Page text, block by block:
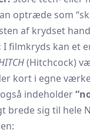
optræde som
af krydset
I filmkryds kan et
(Hitchcock)
kort i egne
indeholder
brede sig til hele